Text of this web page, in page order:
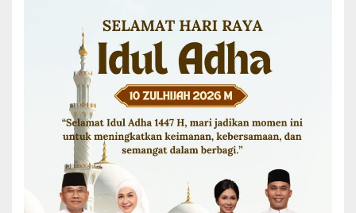
menjadi bukti bahwa Kabupaten Simalungun merupakan salah
satu daerah lumbung pangan yang memiliki potensi besar di sektor
pertanian dan ekonomi kerakyatan,” ujar Bupati Anton.
Lebih lanjut, Bupati Anton menegaskan bahwa sektor pertanian
dan perikanan merupakan tulang punggung perekonomian
masyarakat Kabupaten Simalungun. Oleh karena itu, Pemerintah
Kabupaten Simalungun terus berupaya meningkatkan
produktivitas melalui penguatan kelembagaan petani, penyediaan
sarana dan prasarana pertanian, serta pengembangan sumber
daya manusia di bidang pertanian dan perikanan.